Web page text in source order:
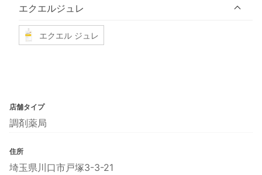
エクエルジュレ
エクエル ジュレ
店舗タイプ
調剤薬局
住所
埼玉県川口市戸塚3-3-21